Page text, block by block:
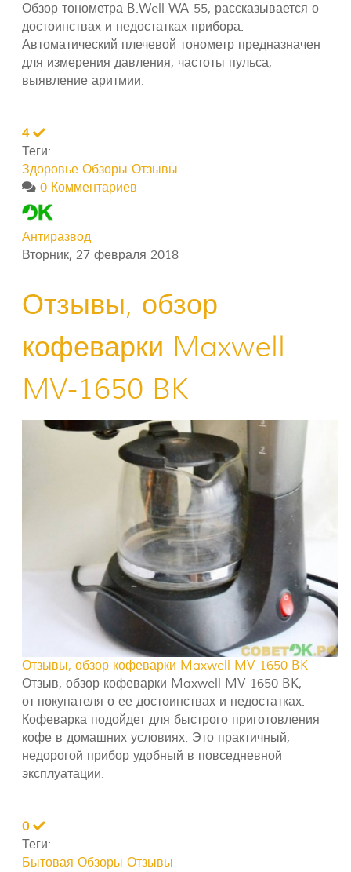
Обзор тонометра B.Well WA-55, рассказывается о
достоинствах и недостатках прибора.
Автоматический плечевой тонометр предназначен
для измерения давления, частоты пульса,
выявление аритмии.
4
Теги:
Здоровье Обзоры Отзывы
0 Комментариев
Антиразвод
Вторник, 27 февраля 2018
Отзывы, обзор
кофеварки Maxwell
MV-1650 BK
Отзывы, обзор кофеварки Maxwell MV-1650 BK
Отзыв, обзор кофеварки Maxwell MV-1650 BK,
от покупателя о ее достоинствах и недостатках.
Кофеварка подойдет для быстрого приготовления
кофе в домашних условиях. Это практичный,
недорогой прибор удобный в повседневной
эксплуатации.
0
Теги:
Бытовая Обзоры Отзывы